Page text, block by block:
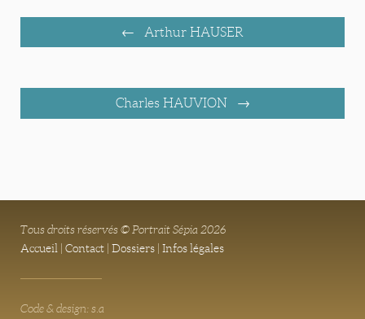
Arthur HAUSER
Charles HAUVION
Tous droits réservés © Portrait Sépia 2026
Accueil | Contact | Dossiers | Infos légales
Code & design: s.a